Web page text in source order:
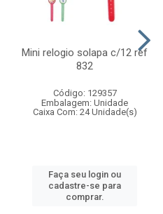
Mini relogio solapa c/12 ref
832
Código: 129357
Embalagem: Unidade
Caixa Com: 24 Unidade(s)
Faça seu login ou
cadastre-se para
comprar.